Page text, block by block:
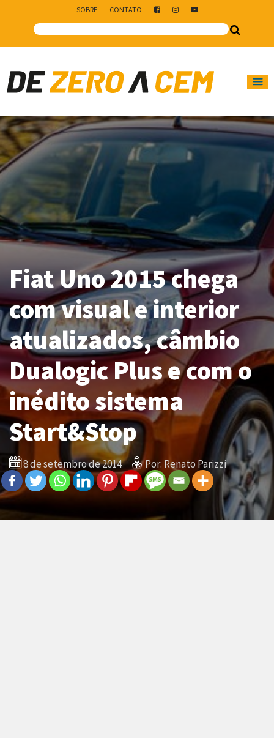
SOBRE CONTATO
Main Navigation
Fiat Uno 2015 chega
com visual e interior
atualizados, câmbio
Dualogic Plus e com o
inédito sistema
Start&Stop
8 de setembro de 2014 Por: Renato Parizzi